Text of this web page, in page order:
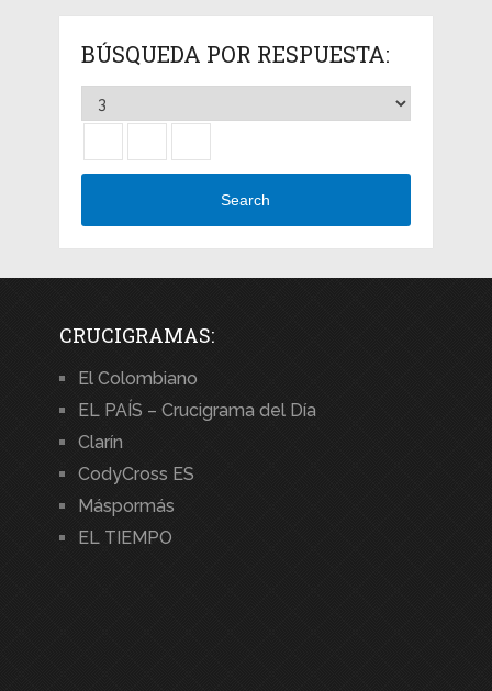
BÚSQUEDA POR RESPUESTA:
Search
CRUCIGRAMAS:
El Colombiano
EL PAÍS – Crucigrama del Día
Clarín
CodyCross ES
Máspormás
EL TIEMPO